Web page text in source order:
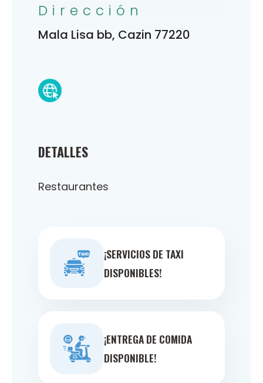
DETALLES
Restaurantes
¡SERVICIOS DE TAXI
DISPONIBLES!
¡ENTREGA DE COMIDA
DISPONIBLE!
Dirección
Mala Lisa bb, Cazin 77220